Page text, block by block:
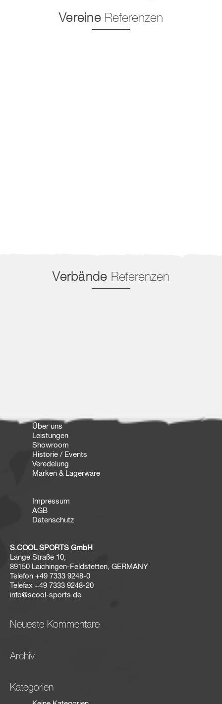
Vereine Referenzen
Verbände Referenzen
Über uns
Leistungen
Showroom
Historie / Events
Veredelung
Marken & Lagerware
Impressum
AGB
Datenschutz
S.COOL SPORTS GmbH
Lange Straße 10,
89150 Laichingen-Feldstetten, GERMANY
Telefon +49 7333 9248-0
Telefax +49 7333 9248-20
info@scool-sports.de
Neueste Kommentare
Archiv
Kategorien